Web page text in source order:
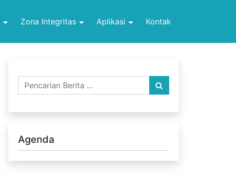
Zona Integritas Aplikasi Kontak
Agenda